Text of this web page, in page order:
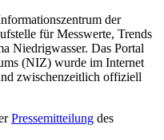
der
für Messwerte, Trends
Niedrigwasser. Das Portal
(NIZ) wurde im Internet
zwischenzeitlich offiziell
Pressemitteilung des